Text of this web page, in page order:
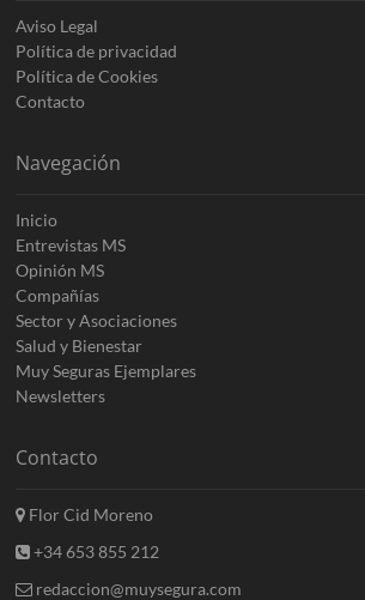
Aviso Legal
Política de privacidad
Política de Cookies
Contacto
Navegación
Inicio
Entrevistas MS
Opinión MS
Compañías
Sector y Asociaciones
Salud y Bienestar
Muy Seguras Ejemplares
Newsletters
Contacto
Flor Cid Moreno
+34 653 855 212
redaccion@muysegura.com